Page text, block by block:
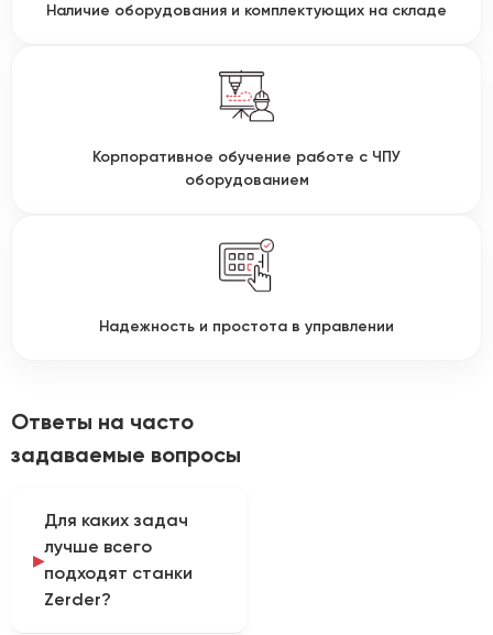
Наличие оборудования и комплектующих на складе
Корпоративное обучение работе с ЧПУ
оборудованием
Надежность и простота в управлении
Ответы на часто
задаваемые вопросы
Для каких задач
лучше всего
подходят станки
Zerder?